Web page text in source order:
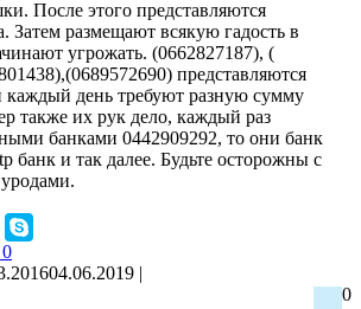
После этого представляются
Затем размещают всякую гадость в
угрожать. (0662827187), (
представляются
день требуют разную сумму
также их рук дело, каждый раз
банками 0442909292, то они банк
банк и так далее. Будьте осторожны с
0
04.06.2019 |
0